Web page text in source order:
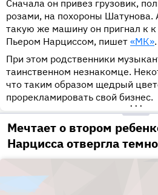
Сначала он привез грузовик,
розами, на похороны Шатунова.
такую же машину он пригнал к
Пьером Нарциссом, пишет «МК».
При этом родственники
таинственном незнакомце.
что таким образом щедрый
прорекламировать свой бизнес.
•••
Мечтает о втором
Нарцисса отвергла